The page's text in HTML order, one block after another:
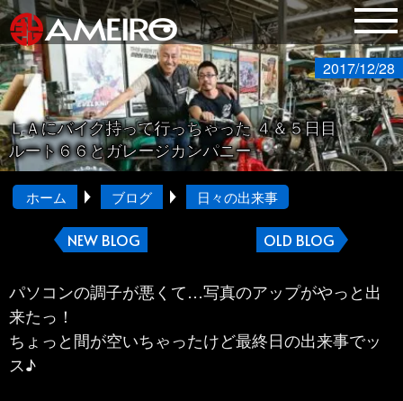
ＬＡにバイク持って行っちゃった ４＆５日目
ルート６６とガレージカンパニー
2017/12/28
ホーム ブログ 日々の出来事
NEW BLOG OLD BLOG
パソコンの調子が悪くて…写真のアップがやっと出
来たっ！
ちょっと間が空いちゃったけど最終日の出来事でッ
ス♪